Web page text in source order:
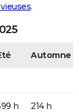
.
Automne
h 214 h